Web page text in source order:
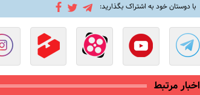
با دوستان خود به اشتراک بگذارید:
اخبار مرتبط